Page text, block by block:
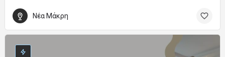
Νέα Μάκρη